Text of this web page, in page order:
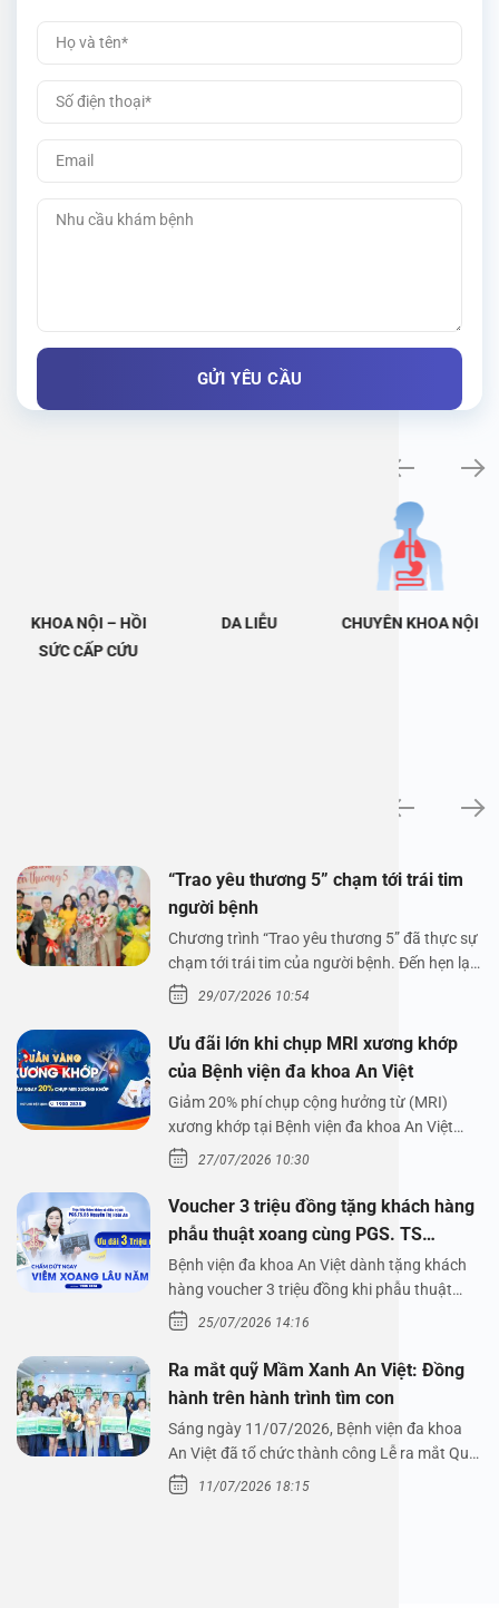
KHOA NỘI – HỒI
SỨC CẤP CỨU
DA LIỄU CHUYÊN KHOA NỘI
“Trao yêu thương 5” chạm tới trái tim
người bệnh
Chương trình “Trao yêu thương 5” đã thực sự
chạm tới trái tim của người bệnh. Đến hẹn lại
lên,…29/07/2026 10:54
Ưu đãi lớn khi chụp MRI xương khớp
của Bệnh viện đa khoa An Việt
Giảm 20% phí chụp cộng hưởng từ (MRI)
xương khớp tại Bệnh viện đa khoa An Việt
Bệnh viện đa…
27/07/2026 10:30
Voucher 3 triệu đồng tặng khách hàng
phẫu thuật xoang cùng PGS. TS
Nguyễn Thị Hoài An
Bệnh viện đa khoa An Việt dành tặng khách
hàng voucher 3 triệu đồng khi phẫu thuật
xoang cùng PGS.…
25/07/2026 14:16
Ra mắt quỹ Mầm Xanh An Việt: Đồng
hành trên hành trình tìm con
Sáng ngày 11/07/2026, Bệnh viện đa khoa
An Việt đã tổ chức thành công Lễ ra mắt Quỹ
Mầm Xanh…
11/07/2026 18:15